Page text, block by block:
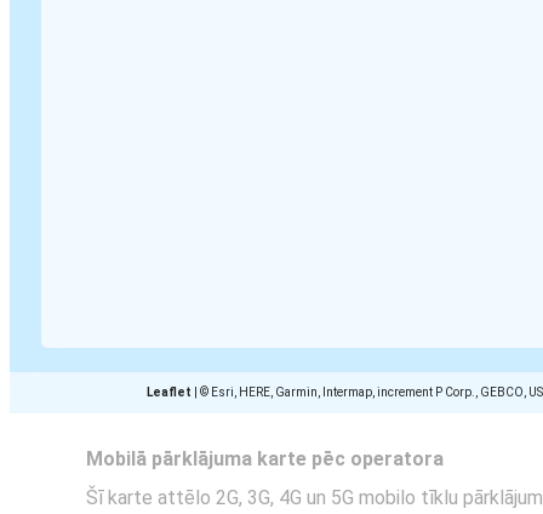
Leaflet © Esri, HERE, Garmin, Intermap, increment P Corp., GEBCO,
Mobilā pārklājuma karte pēc operatora
Šī karte attēlo 2G, 3G, 4G un 5G mobilo tīklu